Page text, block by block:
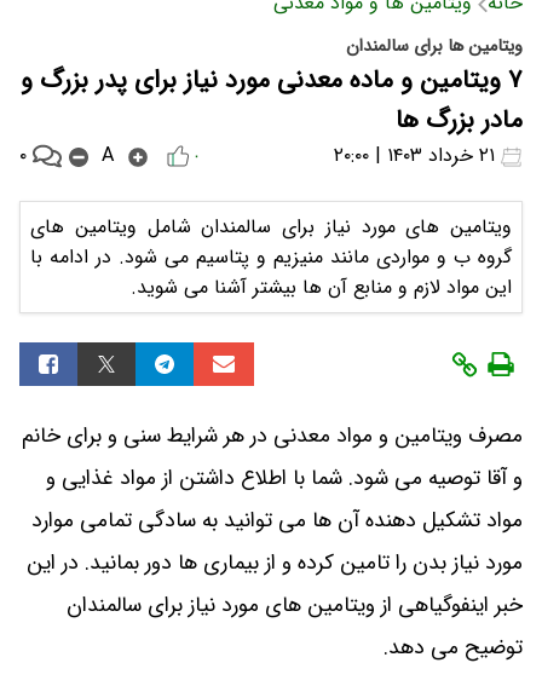
ویتامین ها برای سالمندان
۷ ویتامین و ماده معدنی مورد نیاز برای پدر بزرگ و
مادر بزرگ ها
۰ A ۰
ویتامین های مورد نیاز برای سالمندان شامل ویتامین های
گروه ب و مواردی مانند منیزیم و پتاسیم می شود. در ادامه با
این مواد لازم و منابع آن ها بیشتر آشنا می شوید.
مصرف ویتامین و مواد معدنی در هر شرایط سنی و برای خانم
و آقا توصیه می شود. شما با اطلاع داشتن از مواد غذایی و
مواد تشکیل دهنده آن ها می توانید به سادگی تمامی موارد
مورد نیاز بدن را تامین کرده و از بیماری ها دور بمانید. در این
خبر اینفوگیاهی از ویتامین های مورد نیاز برای سالمندان
توضیح می دهد.